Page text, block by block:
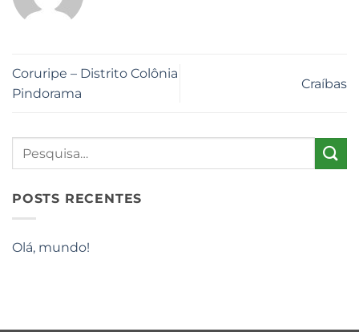
Coruripe – Distrito Colônia
Pindorama
Craíbas
POSTS RECENTES
Olá, mundo!